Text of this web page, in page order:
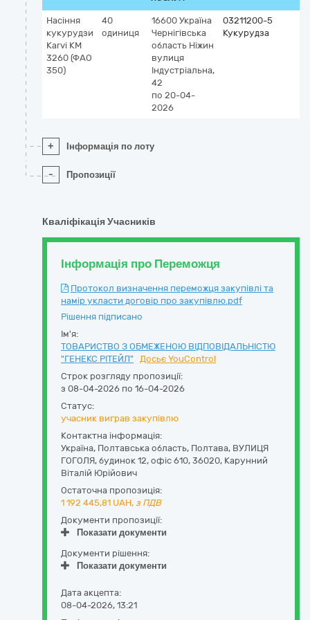
Насіння
кукурудзи
Karvi КМ
3260 (ФАО
350)
40
одиниця
16600 Україна
Чернігівська
область Ніжин
вулиця
Індустріальна,
42
по 20-04-
2026
03211200-5
Кукурудза
+ Інформація по лоту
- Пропозиції
Кваліфікація Учасників
Інформація про Переможця
Протокол визначення переможця закупівлі та
намір укласти договір про закупівлю.pdf
Рішення підписано
Ім'я:
ТОВАРИСТВО З ОБМЕЖЕНОЮ ВІДПОВІДАЛЬНІСТЮ
"ГЕНЕКС РІТЕЙЛ"
Досьє YouControl
Строк розгляду пропозиції:
з 08-04-2026 по 16-04-2026
Статус:
учасник виграв закупівлю
Контактна інформація:
Україна, Полтавська область, Полтава, ВУЛИЦЯ
ГОГОЛЯ, будинок 12, офіс 610, 36020, Карунний
Віталій Юрійович
Остаточна пропозиція:
1 192 445,81 UAH, з ПДВ
Документи пропозиції:
Показати документи
Документи рішення:
Показати документи
Дата акцепта:
08-04-2026, 13:21